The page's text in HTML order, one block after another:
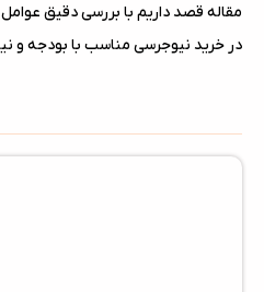
مقاله قصد داریم با بررسی دقیق
در خرید نیوجرسی مناسب با بودجه و